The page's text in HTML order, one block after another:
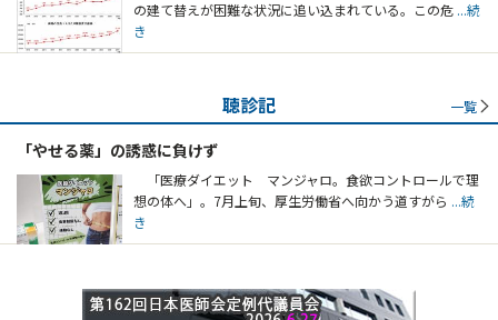
の建て替えが困難な状況に追い込まれている。この危 ...続
き
聴診記 一覧
「やせる薬」の誘惑に負けず
「医療ダイエット マンジャロ。食欲コントロールで理
想の体へ」。7月上旬、厚生労働省へ向かう道すがら ...続
き